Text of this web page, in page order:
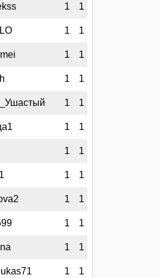
1 1
1 1
1 1
1 1
1 1
1 1
1 1
1 1
1 1
1 1
1 1
1 1